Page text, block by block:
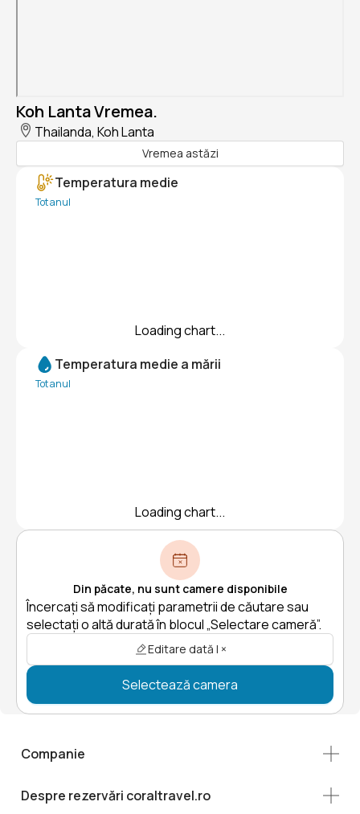
Koh Lanta Vremea.
Thailanda, Koh Lanta
Vremea astăzi
Temperatura medie
Tot anul
Loading chart...
Temperatura medie a mării
Tot anul
Loading chart...
Din păcate, nu sunt camere disponibile
Încercați să modificați parametrii de căutare sau
selectați o altă durată în blocul „Selectare cameră”.
Editare dată | ×
Selectează camera
Companie
Despre rezervări coraltravel.ro